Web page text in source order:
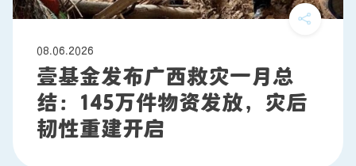
08.06.2026
壹基金发布广西救灾一月总
结：145万件物资发放，灾后
韧性重建开启